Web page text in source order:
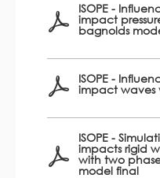
ISOPE -
impact
bagnolds
ISOPE -
impact waves
ISOPE -
impacts rigid
with two
model final